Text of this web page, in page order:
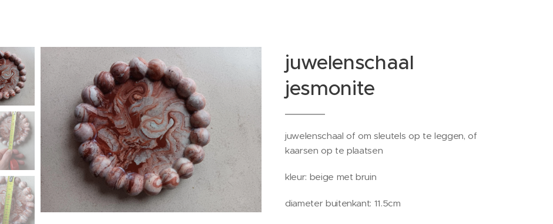
juwelenschaal
jesmonite
juwelenschaal of om sleutels op te leggen, of
kaarsen op te plaatsen
kleur: beige met bruin
diameter buitenkant: 11.5cm